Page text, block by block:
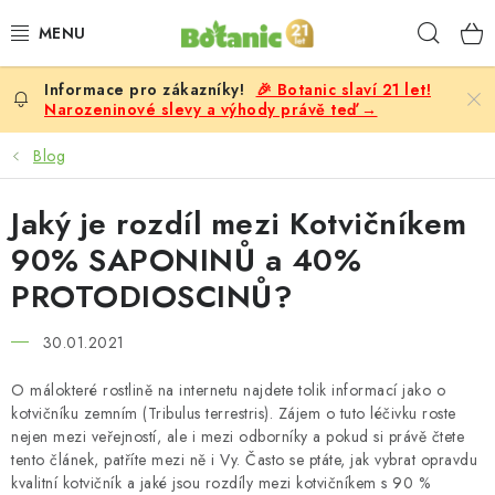
na
PREMIUM
DOPLŇKY STRAVY
CÍLE
POTRAVINY, NÁPOJE
BESTSELLERY
ŽENY
🎉 Botanic slaví 21 let!
Narozeninové slevy a výhody právě teď →
Blog
Jaký je rozdíl mezi Kotvičníkem
90% SAPONINŮ a 40%
PROTODIOSCINŮ?
30.01.2021
O málokteré rostlině na internetu najdete tolik informací jako o
kotvičníku zemním (Tribulus terrestris). Zájem o tuto léčivku roste
nejen mezi veřejností, ale i mezi odborníky a pokud si právě čtete
tento článek, patříte mezi ně i Vy. Často se ptáte, jak vybrat opravdu
kvalitní kotvičník a jaké jsou rozdíly mezi kotvičníkem s 90 %